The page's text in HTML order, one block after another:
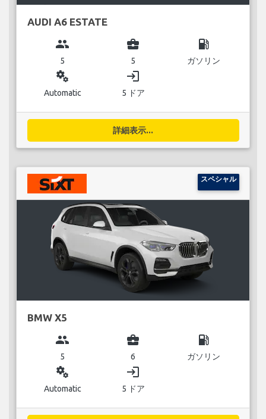
AUDI A6 ESTATE
group
5
business_center
5
local_gas_station
ガソリン
miscellaneous_services
Automatic
login
5 ドア
詳細表示...
スペシャル
BMW X5
group
5
business_center
6
local_gas_station
ガソリン
miscellaneous_services
Automatic
login
5 ドア